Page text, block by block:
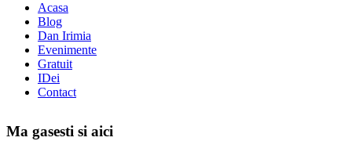
Acasa
Blog
Dan Irimia
Evenimente
Gratuit
IDei
Contact
Ma gasesti si aici